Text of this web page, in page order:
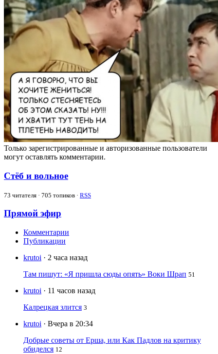
Только зарегистрированные и авторизованные пользователи
могут оставлять комментарии.
Стёб и вольное
73 читателя · 705 топиков · RSS
Прямой эфир
Комментарии
Публикации
krutoi · 2 часа назад
Там пишут: «Я пришла сюды опять» Воки Шрап 51
krutoi · 11 часов назад
Калрецкая злится 3
krutoi · Вчера в 20:34
Добрые советы от Ерша, или Как Падлов на критику
обиделся 12